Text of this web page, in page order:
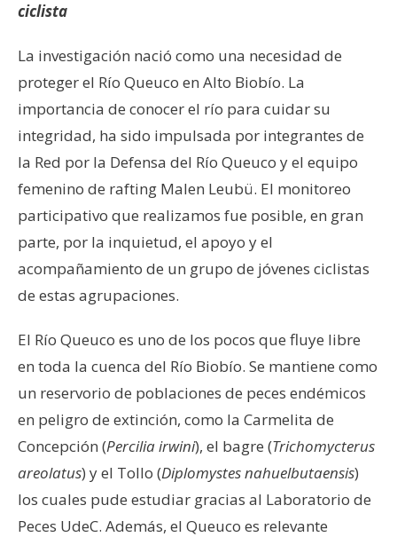
ciclista
La investigación nació como una necesidad de
proteger el Río Queuco en Alto Biobío. La
importancia de conocer el río para cuidar su
integridad, ha sido impulsada por integrantes de
la Red por la Defensa del Río Queuco y el equipo
femenino de rafting Malen Leubü. El monitoreo
participativo que realizamos fue posible, en gran
parte, por la inquietud, el apoyo y el
acompañamiento de un grupo de jóvenes ciclistas
de estas agrupaciones.
El Río Queuco es uno de los pocos que fluye libre
en toda la cuenca del Río Biobío. Se mantiene como
un reservorio de poblaciones de peces endémicos
en peligro de extinción, como la Carmelita de
Concepción (Percilia irwini), el bagre (Trichomycterus
areolatus) y el Tollo (Diplomystes nahuelbutaensis)
los cuales pude estudiar gracias al Laboratorio de
Peces UdeC. Además, el Queuco es relevante